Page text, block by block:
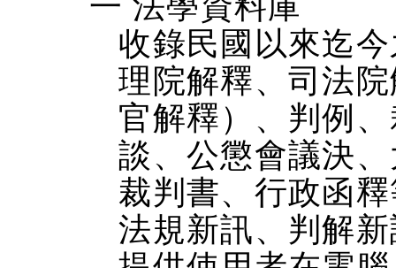
收錄民國以來迄
理院解釋、司法
官解釋）、判例
談、公懲會議決
裁判書、行政函
法規新訊、判解